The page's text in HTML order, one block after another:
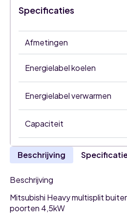
aantal
Specificaties
Afmetingen
Energielabel koelen
Energielabel verwarmen
Capaciteit
Beschrijving
Beschrijving
Mitsubishi Heavy multisplit
poorten 4,5kW